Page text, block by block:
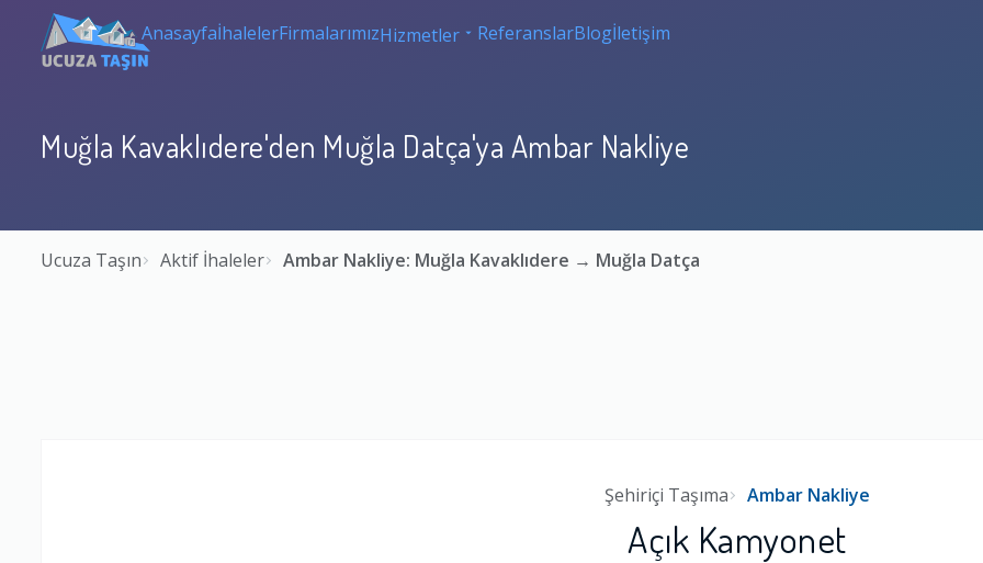
AnasayfaİhalelerFirmalarımızHizmetler ReferanslarBlogİletişim
Muğla Kavaklıdere'den Muğla Datça'ya Ambar Nakliye
Ucuza Taşın Aktif İhaleler Ambar Nakliye: Muğla Kavaklıdere → Muğla Datça
Şehiriçi Taşıma Ambar Nakliye
Açık Kamyonet